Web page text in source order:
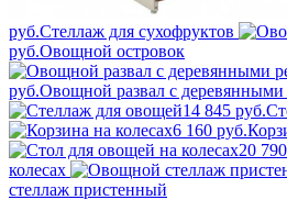
руб.Стеллаж для сухофруктов
руб.Овощной островок
руб.Овощной развал с деревянными
14 845 руб.
6 160 руб.
20
колесах
стеллаж пристенный